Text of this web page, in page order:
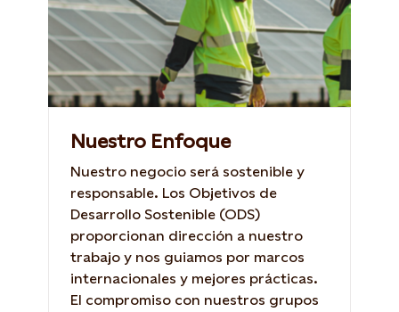
Nuestro Enfoque
Nuestro negocio será sostenible y
responsable. Los Objetivos de
Desarrollo Sostenible (ODS)
proporcionan dirección a nuestro
trabajo y nos guiamos por marcos
internacionales y mejores prácticas.
El compromiso con nuestros grupos